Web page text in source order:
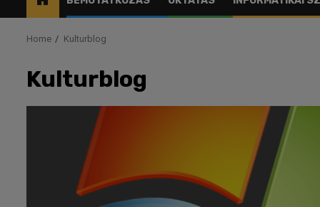
Home Kulturblog
Kulturblog